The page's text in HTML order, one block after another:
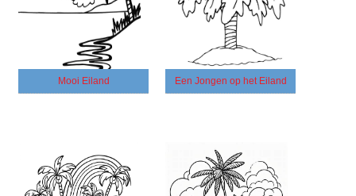
Mooi Eiland Een Jongen op het Eiland